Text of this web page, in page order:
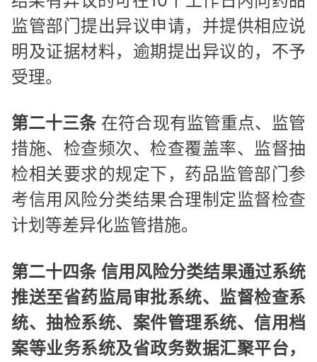
监管部门提出异议申请，并提供相应说
明及证据材料，逾期提出异议的，不予
受理。
第二十三条 在符合现有监管重点、监管
措施、检查频次、检查覆盖率、监督抽
检相关要求的规定下，药品监管部门参
考信用风险分类结果合理制定监督检查
计划等差异化监管措施。
第二十四条 信用风险分类结果通过系统
推送至省药监局审批系统、监督检查系
统、抽检系统、案件管理系统、信用档
案等业务系统及省政务数据汇聚平台，